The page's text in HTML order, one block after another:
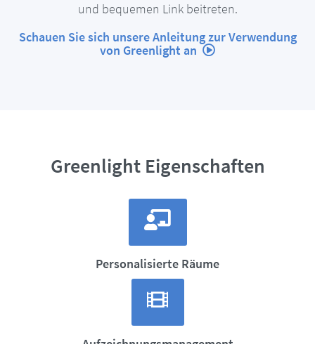
und bequemen Link beitreten.
Schauen Sie sich unsere Anleitung zur Verwendung
von Greenlight an
Greenlight Eigenschaften
Personalisierte Räume